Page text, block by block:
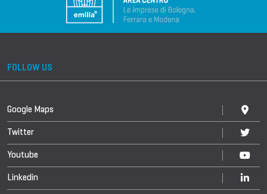
FOLLOW US
Google Maps
Twitter
Youtube
Linkedin